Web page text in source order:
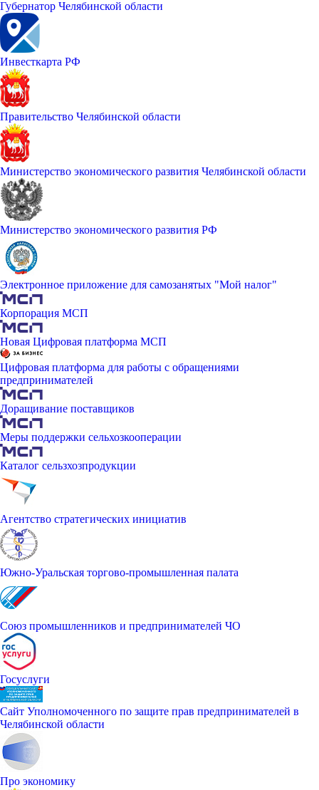
Губернатор Челябинской области
Инвесткарта РФ
Правительство Челябинской области
Министерство экономического развития Челябинской области
Министерство экономического развития РФ
Электронное приложение для самозанятых "Мой налог"
Корпорация МСП
Новая Цифровая платформа МСП
Цифровая платформа для работы с обращениями
предпринимателей
Доращивание поставщиков
Меры поддержки сельхозкооперации
Каталог сельзхозпродукции
Агентство стратегических инициатив
Южно-Уральская торгово-промышленная палата
Союз промышленников и предпринимателей ЧО
Госуслуги
Сайт Уполномоченного по защите прав предпринимателей в
Челябинской области
Про экономику